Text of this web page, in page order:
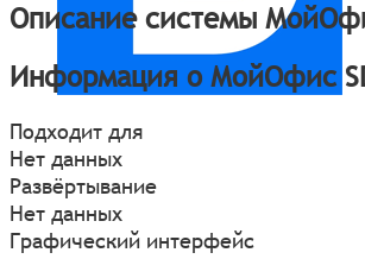
Описание системы
Информация о МойОфис
Подходит для
Нет данных
Развёртывание
Нет данных
Графический интерфейс